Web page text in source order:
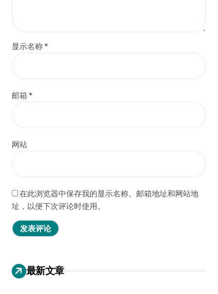
显示名称 *
邮箱 *
网站
在此浏览器中保存我的显示名称、邮箱地址和网站地
址，以便下次评论时使用。
最新文章